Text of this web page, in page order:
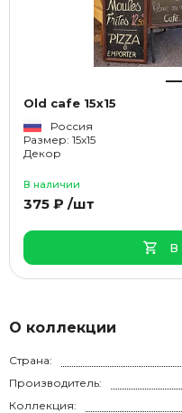
О коллекции
Страна:
Производитель:
Коллекция:
Old cafe 15х15
Россия
Размер: 15x15
Декор
В наличии
375 ₽ /шт
В